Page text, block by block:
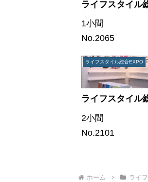
ライフスタイル
1小間
No.2065
ライフスタイル総合EXPO
ライフスタイル
2小間
No.2101
ホーム ライ